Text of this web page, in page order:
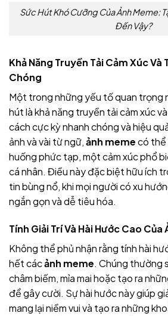
Sức Hút Khó Cưỡng Của Ảnh Meme:
Đến Vậy?
Khả Năng Truyền Tải Cảm Xúc
Chóng
Một trong những yếu tố quan trọng
hútlà khả năng truyền tải cảm xúc
cách cực kỳ nhanh chóng và hiệu
ảnh và vài từ ngữ,ảnh memecó thể
huống phức tạp, một cảm xúc phổ
cá nhân. Điều này đặc biệt hữu ích
tin bùng nổ, khi mọi người có xu
ngắn gọn và dễ tiêu hóa.
Tính Giải Trí Và Hài Hước Cao Của
Không thể phủ nhận rằng tính hài
hết cácảnh meme. Chúng thường
châm biếm, mỉa mai hoặc tạo ra
để gây cười. Sự hài hước này giúp
mang lại niềm vui và tạo ra những